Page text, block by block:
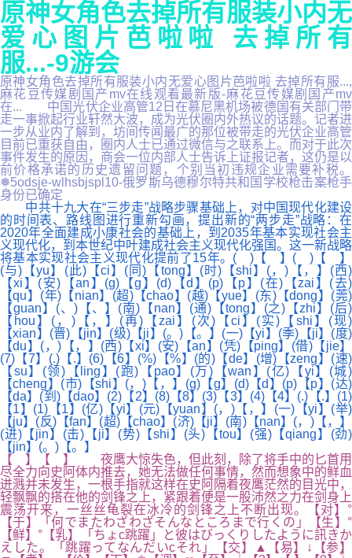
原神女角色去掉所有服装小内无
爱心图片芭啦啦 去掉所有
服...-9游会
原神女角色去掉所有服装小内无爱心图片芭啦啦 去掉所有服...,
麻花豆传媒剧国产mv在线观看最新版-麻花豆传媒剧国产mv
在... 中国光伏企业高管12日在慕尼黑机场被德国有关部门带
走一事掀起行业轩然大波，成为光伏圈内外热议的话题。记者进
一步从业内了解到，坊间传闻最广的那位被带走的光伏企业高管
目前已重获自由，圈内人士已通过微信与之联系上。而对于此次
事件发生的原因，商会一位内部人士告诉上证报记者，这仍是以
前价格承诺的历史遗留问题，个别当初违规企业需要补税。
❅5odsje-wlhsbjspl10-俄罗斯乌德穆尔特共和国学校枪击案枪手
身份已确定
中共十九大在“三步走”战略步骤基础上，对中国现代化建设
的时间表、路线图进行重新勾画，提出新的“两步走”战略：在
2020年全面建成小康社会的基础上，到2035年基本实现社会主
义现代化，到本世纪中叶建成社会主义现代化强国。这一新战略
将基本实现社会主义现代化提前了15年。( )【 】( )【 】
(与)【yu】(此)【ci】(同)【tong】(时)【shi】(，)【，】(西)
【xi】(安)【an】(g)【g】(d)【d】(p)【p】(在)【zai】(去)
【qu】(年)【nian】(超)【chao】(越)【yue】(东)【dong】(莞)
【guan】(、)【、】(南)【nan】(通)【tong】(之)【zhi】(后)
【hou】(，)【，】(再)【zai】(次)【ci】(实)【shi】(现)
【xian】(晋)【jin】(级)【ji】(。)【。】(一)【yi】(季)【ji】(度)
【du】(，)【，】(西)【xi】(安)【an】(凭)【ping】(借)【jie】
(7)【7】(.)【.】(6)【6】(%)【%】(的)【de】(增)【zeng】(速)
【su】(领)【ling】(跑)【pao】(万)【wan】(亿)【yi】(城)
【cheng】(市)【shi】(，)【，】(g)【g】(d)【d】(p)【p】(达)
【da】(到)【dao】(2)【2】(8)【8】(3)【3】(4)【4】(.)【.】(1)
【1】(1)【1】(亿)【yi】(元)【yuan】(，)【，】(一)【yi】(举)
【ju】(反)【fan】(超)【chao】(济)【ji】(南)【nan】(，)【，】
(进)【jin】(击)【ji】(势)【shi】(头)【tou】(强)【qiang】(劲)
【jin】(。)【。】
【 】【 】 夜鹰大惊失色，但此刻，除了将手中的匕首用
尽全力向史阿体内推去，她无法做任何事情，然而想象中的鲜血
迸溅并未发生，一根手指就这样在史阿隔着夜鹰茫然的目光中，
轻飘飘的搭在他的剑锋之上，紧跟着便是一股沛然之力在剑身上
震荡开来，一丝丝龟裂在冰冷的剑锋之上不断出现。【对】°
【于】「何でまたわざわざそんなところまで行くの」【生】°
【鲜】°【乳】「ちょc跳躍」と彼はびっくりしたように訊きか
えした。「跳躍ってなんだいcそれ」【交】▲【易】↓【参】